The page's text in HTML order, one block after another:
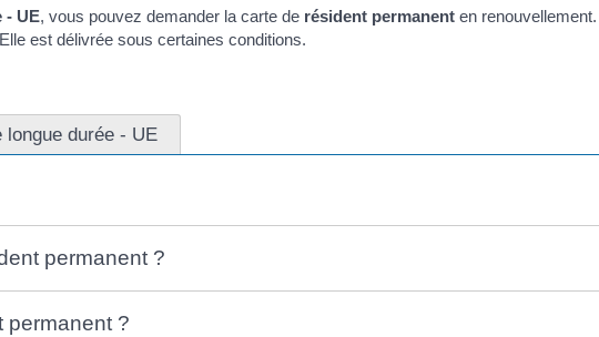
- UE, vous pouvez demander la carte de résident permanent en
est délivrée sous certaines conditions.
longue durée - UE
permanent ?
permanent ?